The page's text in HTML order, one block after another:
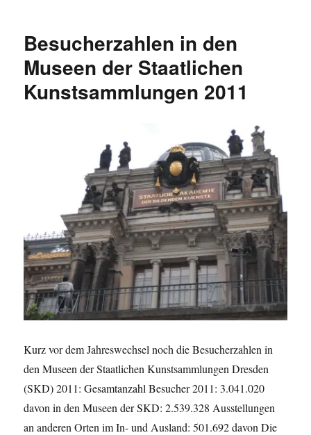
Zahlen
Besucherzahlen in den
Museen der Staatlichen
Kunstsammlungen 2011
Kurz vor dem Jahreswechsel noch die Besucherzahlen in
den Museen der Staatlichen Kunstsammlungen Dresden
(SKD) 2011: Gesamtanzahl Besucher 2011: 3.041.020
davon in den Museen der SKD: 2.539.328 Ausstellungen
an anderen Orten im In- und Ausland: 501.692 davon Die